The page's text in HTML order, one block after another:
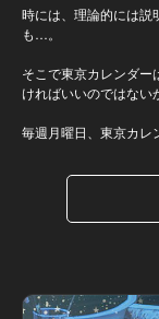
時には、理論的には説
も…。
そこで東京カレンダー
ければいいのではない
毎週月曜日、東京カレ